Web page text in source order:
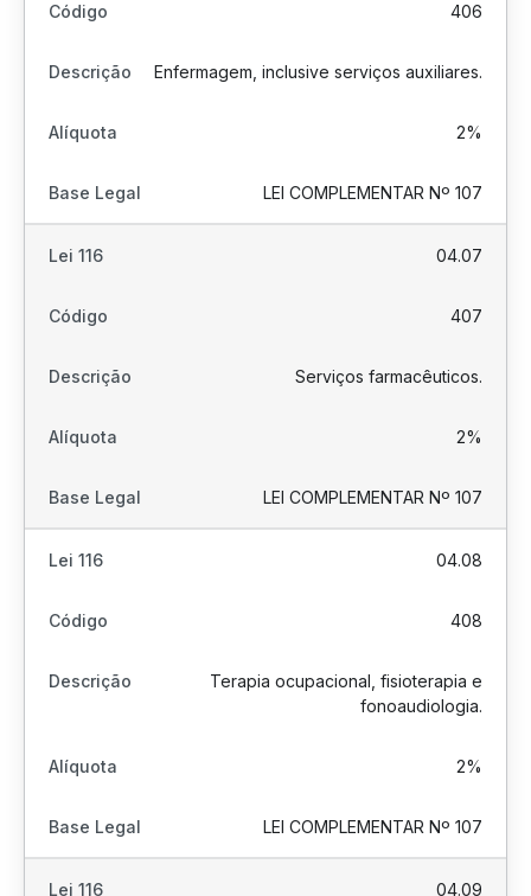
406
Enfermagem, inclusive serviços auxiliares.
2%
LEI COMPLEMENTAR Nº 107
04.07
407
Serviços farmacêuticos.
2%
LEI COMPLEMENTAR Nº 107
04.08
408
Terapia ocupacional, fisioterapia e
fonoaudiologia.
2%
LEI COMPLEMENTAR Nº 107
04.09